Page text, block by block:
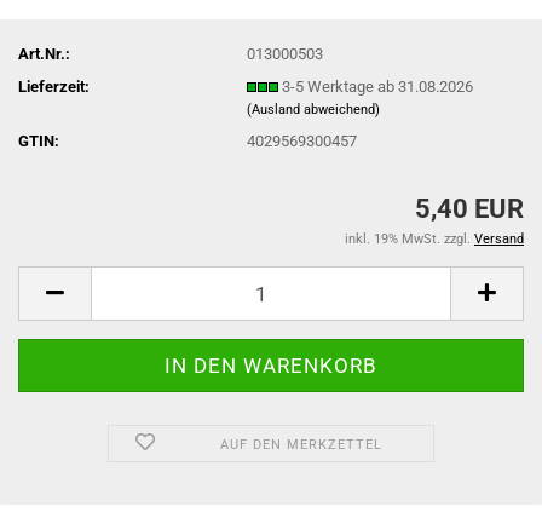
Art.Nr.:
013000503
Lieferzeit:
3-5 Werktage ab 31.08.2026
(Ausland abweichend)
GTIN: 4029569300457
5,40 EUR
inkl. 19% MwSt. zzgl. Versand
AUF DEN MERKZETTEL